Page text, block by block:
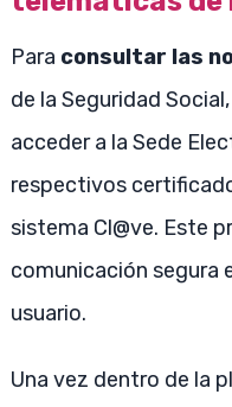
Para consultar las
de la Seguridad
acceder a la Sede
respectivos
sistema Cl@ve. Este
comunicación segura
usuario.
Una vez dentro de la